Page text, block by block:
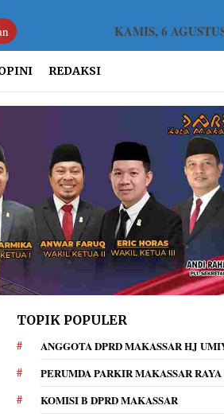
KAMIS, 6
REDAKSI
TOPIK POPULER
ANGGOTA DPRD MAKASSAR HJ
PERUMDA PARKIR MAKASSAR RAYA
KOMISI B DPRD MAKASSAR